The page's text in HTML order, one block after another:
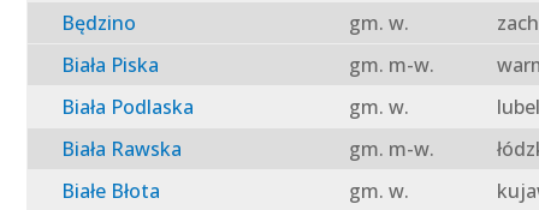
Będzino
gm. w.
Biała Piska
gm. m-w.
Biała Podlaska
gm. w.
Biała Rawska
gm. m-w.
Białe Błota
gm. w.